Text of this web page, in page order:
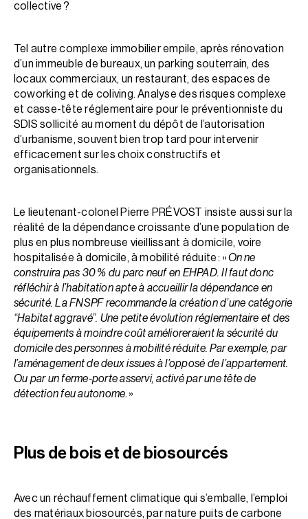
collective ?
Tel autre complexe immobilier empile, après rénovation
d’un immeuble de bureaux, un parking souterrain, des
locaux commerciaux, un restaurant, des espaces de
coworking et de coliving. Analyse des risques complexe
et casse-tête réglementaire pour le préventionniste du
SDIS sollicité au moment du dépôt de l’autorisation
d’urbanisme, souvent bien trop tard pour intervenir
efficacement sur les choix constructifs et
organisationnels.
Le lieutenant-colonel Pierre PRÉVOST insiste aussi sur la
réalité de la dépendance croissante d’une population de
plus en plus nombreuse vieillissant à domicile, voire
hospitalisée à domicile, à mobilité réduite : «On ne
construira pas 30 % du parc neuf en EHPAD. Il faut donc
réfléchir à l’habitation apte à accueillir la dépendance en
sécurité. La FNSPF recommande la création d’une catégorie
“Habitat aggravé”. Une petite évolution réglementaire et des
équipements à moindre coût amélioreraient la sécurité du
domicile des personnes à mobilité réduite. Par exemple, par
l’aménagement de deux issues à l’opposé de l’appartement.
Ou par un ferme-porte asservi, activé par une tête de
détection feu autonome. »
Plus de bois et de biosourcés
Avec un réchauffement climatique qui s’emballe, l’emploi
des matériaux biosourcés, par nature puits de carbone